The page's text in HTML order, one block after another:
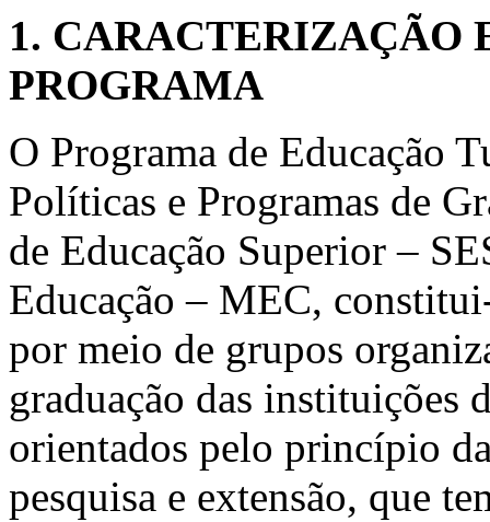
1. CARACTERIZAÇÃO
PROGRAMA
O Programa de Educação
Políticas e Programas de
de Educação Superior –
Educação – MEC,
por meio de grupos
graduação das instituições
orientados pelo princípio
pesquisa e extensão, que